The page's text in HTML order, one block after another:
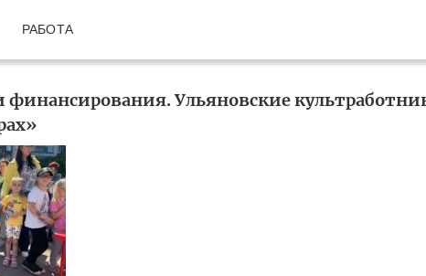
РАБОТА
финансирования. Ульяновские